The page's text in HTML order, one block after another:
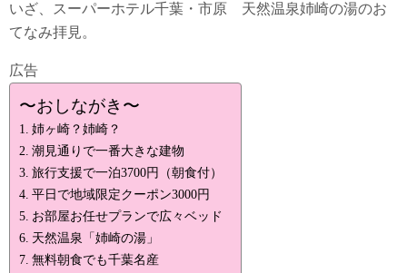
いざ、スーパーホテル千葉・市原 天然温泉姉崎の湯のお
てなみ拝見。
広告
〜おしながき〜
姉ヶ崎？姉崎？
潮見通りで一番大きな建物
旅行支援で一泊3700円（朝食付）
平日で地域限定クーポン3000円
お部屋お任せプランで広々ベッド
天然温泉「姉崎の湯」
無料朝食でも千葉名産